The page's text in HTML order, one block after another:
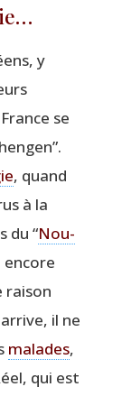
y
se
, quand
à la
du “Nou­
encore
rai­son
il ne
malades,
qui est